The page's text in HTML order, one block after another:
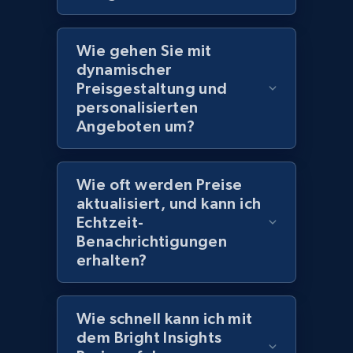
Amazon products global dataset
Title, Seller name, Brand, Description, Initial
price, Currency, Availability, Reviews count, and
Amazon products global dataset - Collects
products by specific category URL
Title, Seller name, Brand, Description, Initial
price, Currency, Availability, Reviews count, and
Wie gehen Sie mit
dynamischer
Preisgestaltung und
personalisierten
Angeboten um?
Wie oft werden Preise
aktualisiert, und kann ich
Echtzeit-
Benachrichtigungen
erhalten?
Wie schnell kann ich mit
dem Bright Insights